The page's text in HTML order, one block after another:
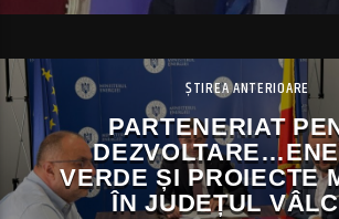
ȘTIREA ANTERIOARE
PARTENERIAT
VERDE ȘI PROIECTE
ÎN JUDEȚUL